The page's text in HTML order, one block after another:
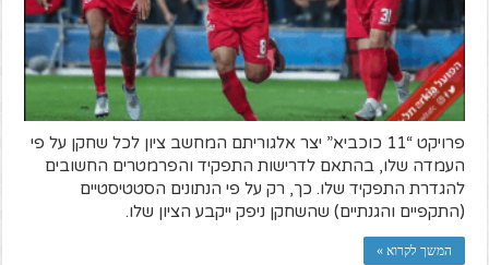
פרויקט “11 כוכביא” יצר אלגוריתם המחשב ציון לכל שחקן על פי
העמדה שלו, בהתאם לדרישות התפקיד והפרמטרים החשובים
להגדרת התפקיד שלו. כך, רק על פי הנתונים הסטטיסטיים
(התקפיים והגנתיים) שהשחקן ניפק ייקבע הציון שלו.
המשך לקרוא »